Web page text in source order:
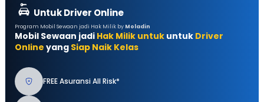
Untuk Driver Online
Program Mobil Sewaan jadi Hak Milik by Moladin
Mobil Sewaan jadi Hak Milik untuk untuk Driver
Online yang Siap Naik Kelas
FREE Asuransi All Risk*